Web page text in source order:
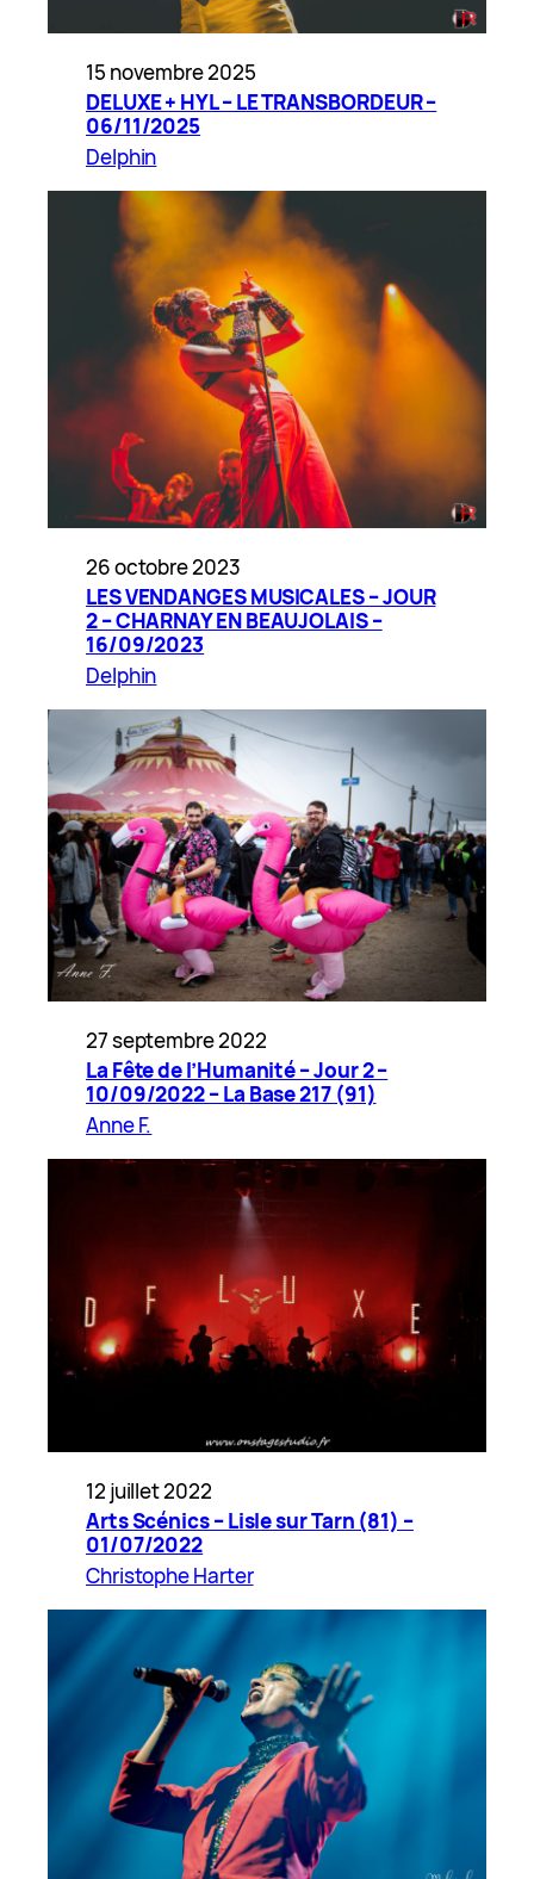
15 novembre 2025
DELUXE + HYL – LE TRANSBORDEUR –
06/11/2025
Delphin
26 octobre 2023
LES VENDANGES MUSICALES – JOUR
2 – CHARNAY EN BEAUJOLAIS –
16/09/2023
Delphin
27 septembre 2022
La Fête de l’Humanité – Jour 2 –
10/09/2022 – La Base 217 (91)
Anne F.
12 juillet 2022
Arts Scénics – Lisle sur Tarn (81) –
01/07/2022
Christophe Harter